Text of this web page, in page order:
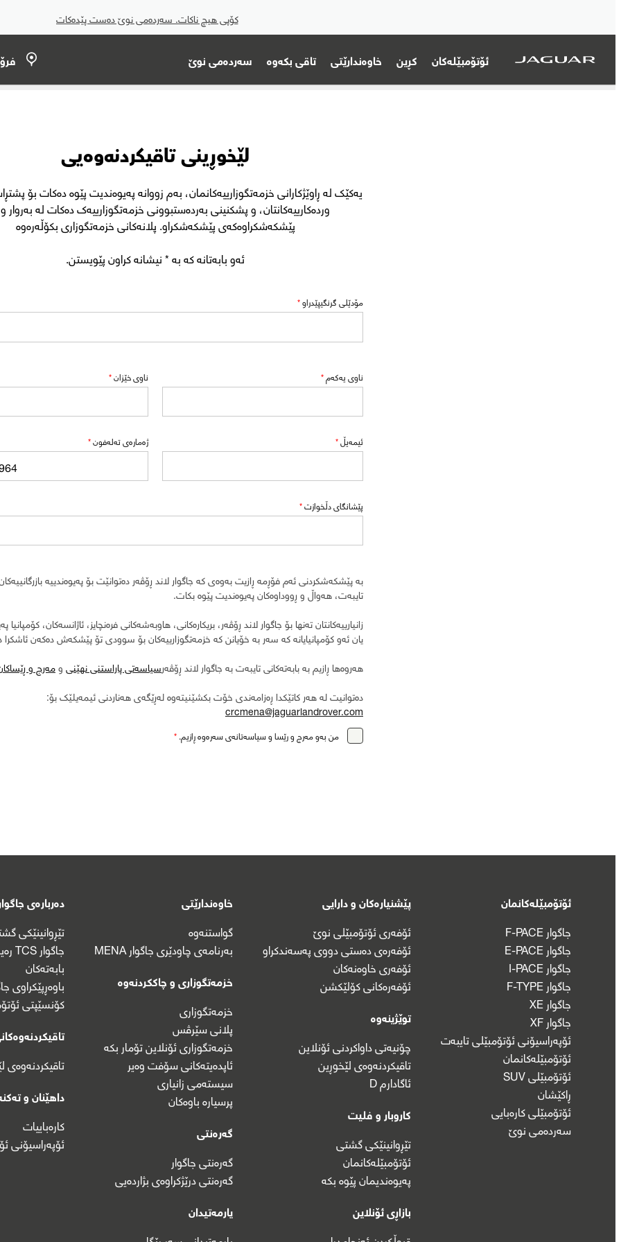
کۆپی هیچ ناکات. سەردەمی نوێ دەست پێدەکات
ئۆتۆمبێلەکان کڕین خاوەندارێتی تاقی بکەوە سەردەمی نوێ
لێخوڕینی تاقیکردنەوەیی
یەکێک لە ڕاوێژکارانی خزمەتگوزارییەکانمان، بەم زووانە پەیوەندیت پێوە دەکات بۆ
وردەکارییەکانتان، و پشکنینی بەردەستبوونی خزمەتگوزارییەک دەکات لە بەروار
پێشکەشکراوەکەی پێشکەشکراو. پلانەکانی خزمەتگوزاری بکۆڵەرەوە
ئەو بابەتانە کە بە * نیشانە کراون پێویستن.
مۆدێلی گرنگیپێدراو*
ناوی یەکەم* ناوی خێزان*
ئیمەیڵ* ژەمارەی تەلەفون*
پێشانگای دڵخوازت*
بە پێشکەشکردنی ئەم فۆڕمە ڕازیت بەوەی کە جاگوار لاند ڕۆڤەر دەتوانێت بۆ پەیوەندییە
تایبەت، هەواڵ و ڕووداوەکان پەیوەندیت پێوە بکات.
زانیارییەکانتان تەنها بۆ جاگوار لاند ڕۆڤەر، بریکارەکانی، هاوبەشەکانی فرەنچایز، ئاژانسەکان، کۆمپانیا
یان ئەو کۆمپانیایانە کە سەر بە خۆیانن کە خزمەتگوزارییەکان بۆ سوودی تۆ پێشکەش دەکەن ئاشکرا
هەروەها ڕازیم بە بابەتەکانی تایبەت بە جاگوار لاند ڕۆڤەرسیاسەتی پاراستنی نهێنیومەرج و
دەتوانیت لە هەر کاتێکدا ڕەزامەندی خۆت بکشێنیتەوە لەڕێگەی هەناردنی ئیمەیلێک بۆ:
crcmena@jaguarlandrover.com
من بەو مەرج و رێسا و سیاسەتانەی سەرەوە ڕازیم.*
ئۆتۆمبێلەکانمان
جاگوار F-PACE
جاگوار E-PACE
جاگوار I-PACE
جاگوار F-TYPE
جاگوار XE
جاگوار XF
ئۆپەراسیۆنی ئۆتۆمبێلی تایبەت
ئۆتۆمبێلەکانمان
ئۆتۆمبێلی SUV
ڕاکێشان
ئۆتۆمبێلی کارەبایی
سەردەمی نوێ
پێشنیارەکان و دارایی
ئۆفەری ئۆتۆمبێلی نوێ
ئۆفەرەی دەستی دووی پەسەندکراو
ئۆفەری خاوەنەکان
ئۆفەرەکانی کۆلێکشن
توێژینەوە
چۆنیەتی داواکردنی ئۆنلاین
تاقیکردنەوەی لێخوڕین
ئاگادارم D
کاروبار و فلیت
تێڕوانینێکی گشتی
ئۆتۆمبێلەکانمان
پەیوەندیمان پێوە بکە
بازاڕی ئۆنلاین
خاوەندارێتی
گواستنەوە
بەرنامەی چاودێری جاگوار MENA
خزمەتگوزاری و چاککردنەوە
خزمەتگوزاری
پلانی سێرڤس
خزمەتگوزاری ئۆنلاین تۆمار بکە
ئاپدەیتەکانی سۆفت وەیر
سیستەمی زانیاری
پرسیارە باوەکان
گەرەنتی
گەرەنتی جاگوار
گەرەنتی درێژکراوەی بژاردەیی
یارمەتیدان
دەربارەی جاگوار
تێڕوانینێکی
جاگوار TCS رەیسینگ
بابەتەکان
باوەڕپێکراوی
کۆنسێپتی
تاقیکردنەوەی
داهێنان و
کارەباییات
ئۆپەراسیۆنی